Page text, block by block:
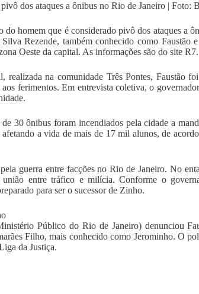
dos ataques a ônibus no Rio de Janeiro | Foto:
do homem que é considerado pivô dos ataques a
Rezende, também conhecido como Faustão
Oeste da capital. As informações são do site R7.
na comunidade Três Pontes, Faustão
ferimentos. Em entrevista coletiva, o
30 ônibus foram incendiados pela cidade a
afetando a vida de mais de 17 mil alunos, de
guerra entre facções no Rio de Janeiro. No
entre tráfico e milícia. Conforme o
para ser o sucessor de Zinho.
Público do Rio de Janeiro) denunciou
Filho, mais conhecido como Jerominho. O
da Justiça.